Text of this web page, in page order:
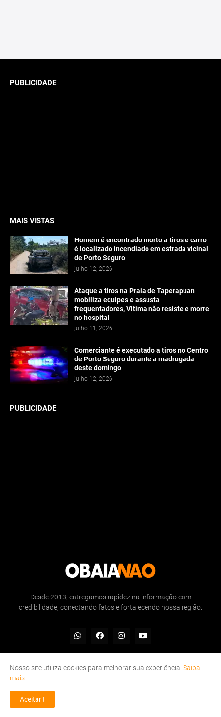
PUBLICIDADE
MAIS VISTAS
Homem é encontrado morto a tiros e carro
é localizado incendiado em estrada vicinal
de Porto Seguro
julho 12, 2026
Ataque a tiros na Praia de Taperapuan
mobiliza equipes e assusta
frequentadores, Vitima não resiste e morre
no hospital
julho 11, 2026
Comerciante é executado a tiros no Centro
de Porto Seguro durante a madrugada
deste domingo
julho 12, 2026
PUBLICIDADE
Desde 2013, entregamos rapidez na informação com
credibilidade, conectando fatos e fortalecendo nossa região.
© OBAIANAO 2013 - 2025 | Rapidez na informação
Inicio
Nosso site utiliza cookies para melhorar sua experiência. Saiba
mais
Aceitar !